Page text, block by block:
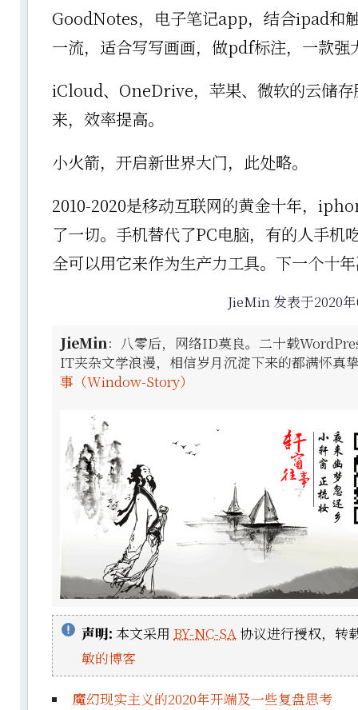
GoodNotes，电子笔记app，结合ipad和
一流，适合写写画画，做pdf标注，一款强
iCloud、OneDrive，苹果、微软的云储
来，效率提高。
小火箭，开启新世界大门，此处略。
2010-2020是移动互联网的黄金十年，
了一切。手机替代了PC电脑，有的人手机
全可以用它来作为生产力工具。下一个十
JieMin 发表于2020
JieMin：八零后，网络ID莫良。二十载
IT夹杂文学浪漫，相信岁月沉淀下来的都满怀真
事（Window-Story）
声明: 本文采用 BY-NC-SA 协议进行授权，转
敏的博客
魔幻现实主义的2020年开端及一些复盘思考